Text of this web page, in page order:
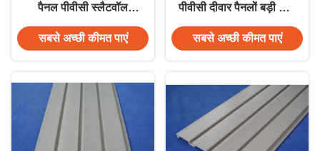
पैनल पीवीसी स्लैटवॉल
आंतरिक दीवार सजावट
सबसे अच्छी कीमत पाएं
पीवीसी दीवार पैनलों बड़ी लोड
क्षमता के साथ
सबसे अच्छी कीमत पाएं